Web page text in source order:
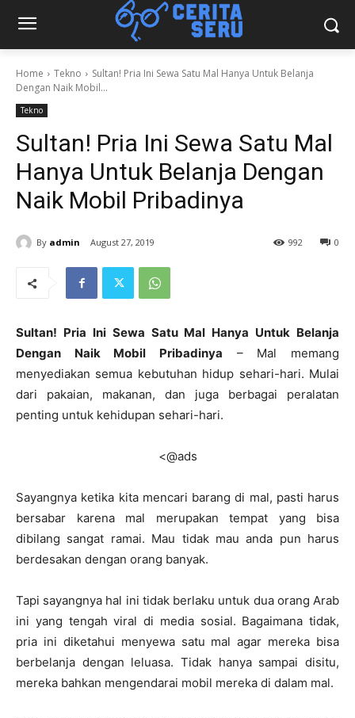
Home Tekno
Sultan! Pria Ini Sewa Satu Mal Hanya Untuk Belanja
Dengan Naik Mobil...
Tekno
Sultan! Pria Ini Sewa Satu Mal
Hanya Untuk Belanja Dengan
Naik Mobil Pribadinya
By admin August 27, 2019 0
992
Sultan! Pria Ini Sewa Satu Mal Hanya Untuk Belanja
Dengan Naik Mobil Pribadinya – Mal memang
menyediakan semua kebutuhan hidup sehari-hari. Mulai
dari pakaian, makanan, dan juga berbagai peralatan
penting untuk kehidupan sehari-hari.
<@ads
Sayangnya ketika kita mencari barang di mal, pasti harus
bersabar karena mal merupakan tempat yang bisa
dibilang sangat ramai. Mau tidak mau anda pun harus
berdesakan dengan orang banyak.
Tapi sayangnya hal ini tidak berlaku untuk dua orang Arab
ini yang tengah viral di media sosial. Bagaimana tidak,
pria ini diketahui menyewa satu mal agar mereka bisa
berbelanja dengan leluasa. Tidak hanya sampai disitu,
mereka bahkan mengendarai mobil mereka di dalam mal.